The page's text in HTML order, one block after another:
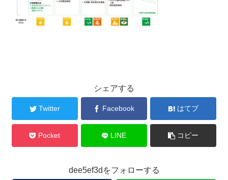
シェアする
Twitter Facebook はてブ
Pocket LINE コピー
dee5ef3dをフォローする